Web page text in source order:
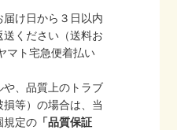
け日から３日以内
ください（送料お
マト宅急便着払い
や、品質上のトラブ
等）の場合は、当
規定の 「品質保証